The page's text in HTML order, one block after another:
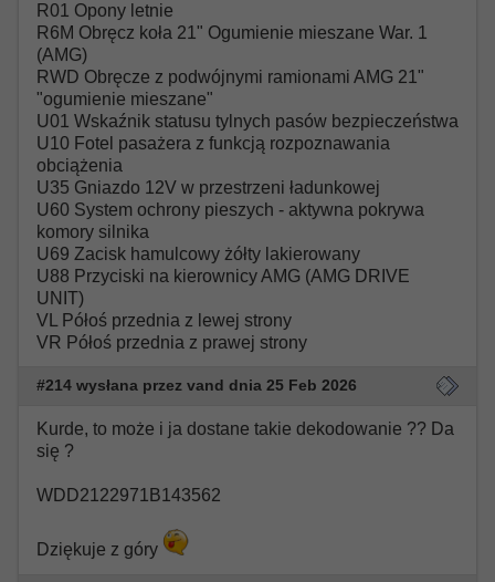
R01 Opony letnie
R6M Obręcz koła 21" Ogumienie mieszane War. 1
(AMG)
RWD Obręcze z podwójnymi ramionami AMG 21"
"ogumienie mieszane"
U01 Wskaźnik statusu tylnych pasów bezpieczeństwa
U10 Fotel pasażera z funkcją rozpoznawania
obciążenia
U35 Gniazdo 12V w przestrzeni ładunkowej
U60 System ochrony pieszych - aktywna pokrywa
komory silnika
U69 Zacisk hamulcowy żółty lakierowany
U88 Przyciski na kierownicy AMG (AMG DRIVE
UNIT)
VL Półoś przednia z lewej strony
VR Półoś przednia z prawej strony
#214 wysłana przez vand dnia 25 Feb 2026
Kurde, to może i ja dostane takie dekodowanie ?? Da
się ?
WDD2122971B143562
Dziękuje z góry